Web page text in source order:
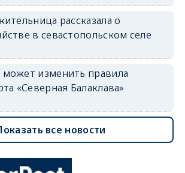
рассказала о
в севастопольском селе
изменить правила
«Северная Балаклава»
все новости